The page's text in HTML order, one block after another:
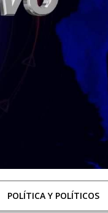
POLÍTICA Y POLÍTICOS